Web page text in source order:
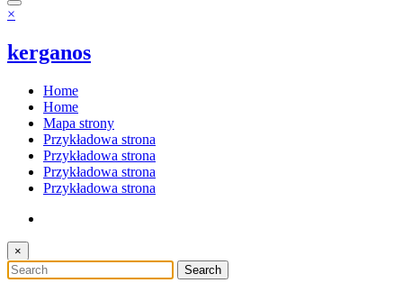
×
kerganos
Home
Home
Mapa strony
Przykładowa strona
Przykładowa strona
Przykładowa strona
Przykładowa strona
×